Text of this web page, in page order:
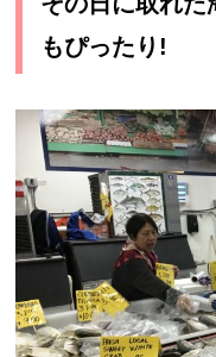
もぴったり!